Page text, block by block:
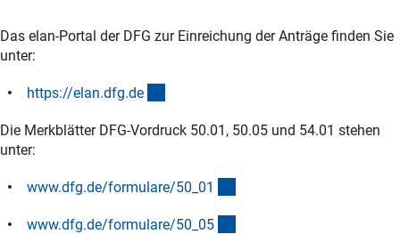
Das elan-Portal der DFG zur Einreichung der Anträge finden Sie
unter:
https://elan.dfg.de
Die Merkblätter DFG-Vordruck 50.01, 50.05 und 54.01 stehen
unter:
www.dfg.de/formulare/50_01
www.dfg.de/formulare/50_05